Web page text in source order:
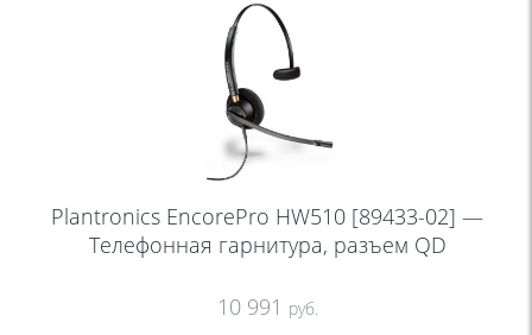
Plantronics EncorePro HW510 [89433-02] —
Телефонная гарнитура, разъем QD
10 991 руб.